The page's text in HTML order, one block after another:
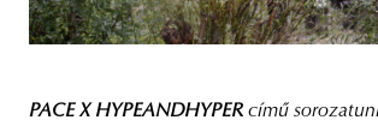
PACE X HYPEANDHYPER című